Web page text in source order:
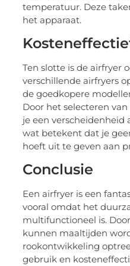
temperatuur. Deze
het apparaat.
Ten slotte is de airfryer
verschillende airfryers
de goedkopere
Door het selecteren
je een
wat betekent dat je
hoeft uit te geven aan
Conclusie
Een airfryer is een
vooral omdat het
multifunctioneel is.
kunnen maaltijden
rookontwikkeling
gebruik en